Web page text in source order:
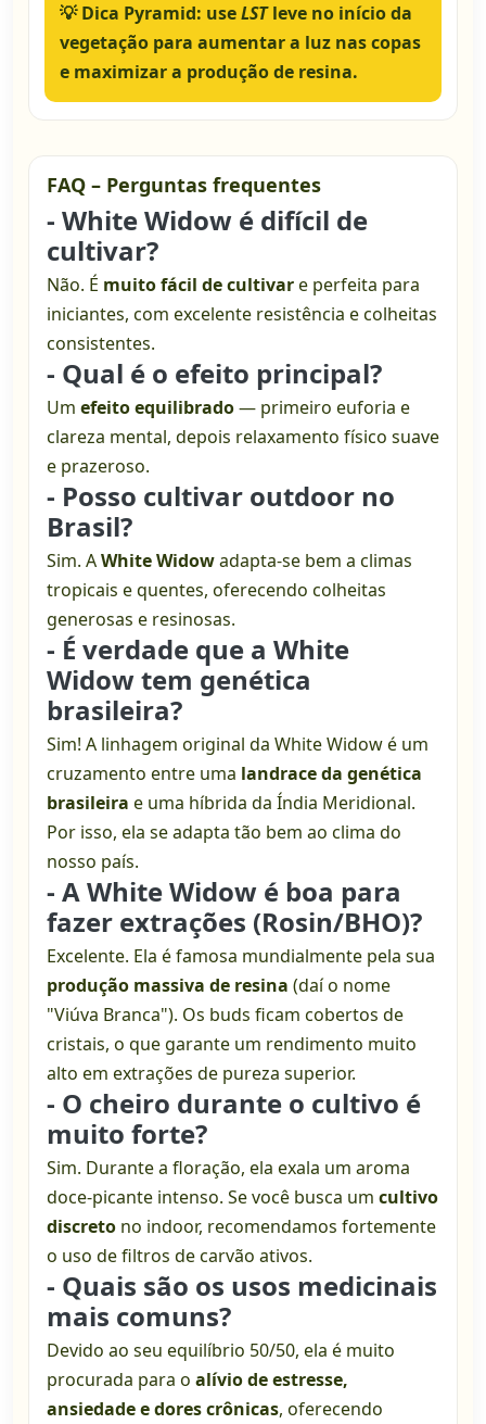
💡 Dica Pyramid: useLSTleve no início da
vegetação para aumentar a luz nas copas
e maximizar a produção de resina.
FAQ – Perguntas frequentes
- White Widow é difícil de
cultivar?
Não. É muito fácil de cultivare perfeita para
iniciantes, com excelente resistência e colheitas
consistentes.
- Qual é o efeito principal?
Um efeito equilibrado— primeiro euforia e
clareza mental, depois relaxamento físico suave
e prazeroso.
- Posso cultivar outdoor no
Brasil?
Sim. AWhite Widowadapta-se bem a climas
tropicais e quentes, oferecendo colheitas
generosas e resinosas.
- É verdade que a White
Widow tem genética
brasileira?
Sim! A linhagem original da White Widow é um
cruzamento entre uma landrace da genética
brasileira e uma híbrida da Índia Meridional.
Por isso, ela se adapta tão bem ao clima do
nosso país.
- A White Widow é boa para
fazer extrações (Rosin/BHO)?
Excelente. Ela é famosa mundialmente pela sua
produção massiva de resina (daí o nome
"Viúva Branca"). Os buds ficam cobertos de
cristais, o que garante um rendimento muito
alto em extrações de pureza superior.
- O cheiro durante o cultivo é
muito forte?
Sim. Durante a floração, ela exala um aroma
doce-picante intenso. Se você busca um cultivo
discreto no indoor, recomendamos fortemente
o uso de filtros de carvão ativos.
- Quais são os usos medicinais
mais comuns?
Devido ao seu equilíbrio 50/50, ela é muito
procurada para o alívio de estresse,
ansiedade e dores crônicas, oferecendo